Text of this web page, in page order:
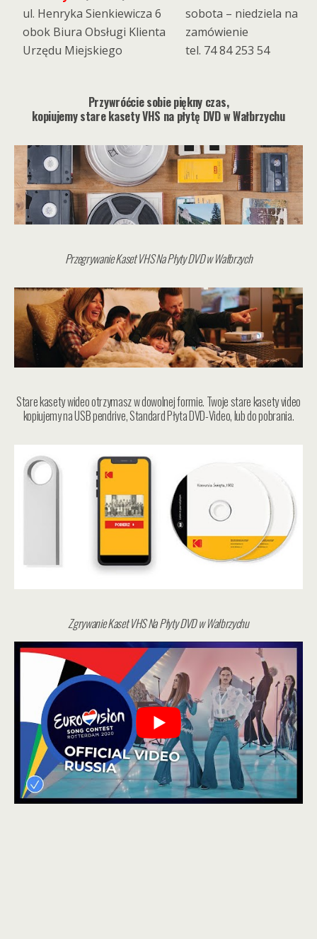
ul. Henryka Sienkiewicza 6
obok Biura Obsługi Klienta
Urzędu Miejskiego
sobota – niedziela na
zamówienie
tel. 74 84 253 54
Przywróćcie sobie piękny czas,
kopiujemy stare kasety VHS na płytę DVD w Wałbrzychu
Przegrywanie Kaset VHS Na Płyty DVD w Wałbrzych
Stare kasety wideo otrzymasz w dowolnej formie. Twoje stare kasety video
kopiujemy na USB pendrive, Standard Płyta DVD-Video, lub do pobrania.
Zgrywanie Kaset VHS Na Płyty DVD w Wałbrzychu